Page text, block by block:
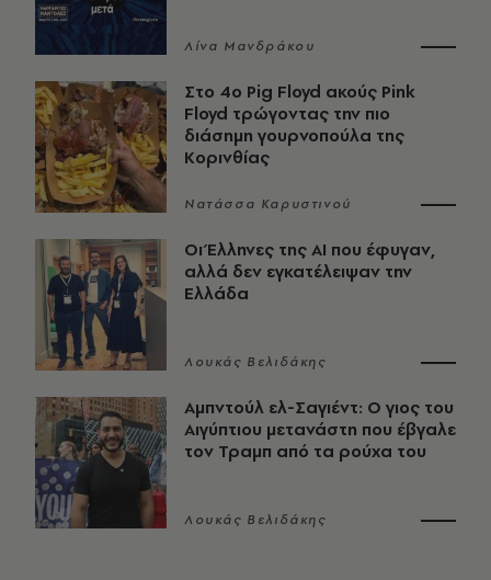
Λίνα Μανδράκου
Στο 4ο Pig Floyd ακούς Pink
Floyd τρώγοντας την πιο
διάσημη γουρνοπούλα της
Κορινθίας
Νατάσσα Καρυστινού
Οι Έλληνες της ΑΙ που έφυγαν,
αλλά δεν εγκατέλειψαν την
Ελλάδα
Λουκάς Βελιδάκης
Αμπντούλ ελ-Σαγιέντ: Ο γιος του
Αιγύπτιου μετανάστη που έβγαλε
τον Τραμπ από τα ρούχα του
Λουκάς Βελιδάκης